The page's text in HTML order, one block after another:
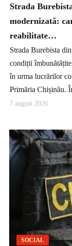
Strada
modernizată:
reabilitate…
Strada Burebista
condiții
în urma lucrărilor
Primăria Chișinău.
7 august 2026
SOCIAL